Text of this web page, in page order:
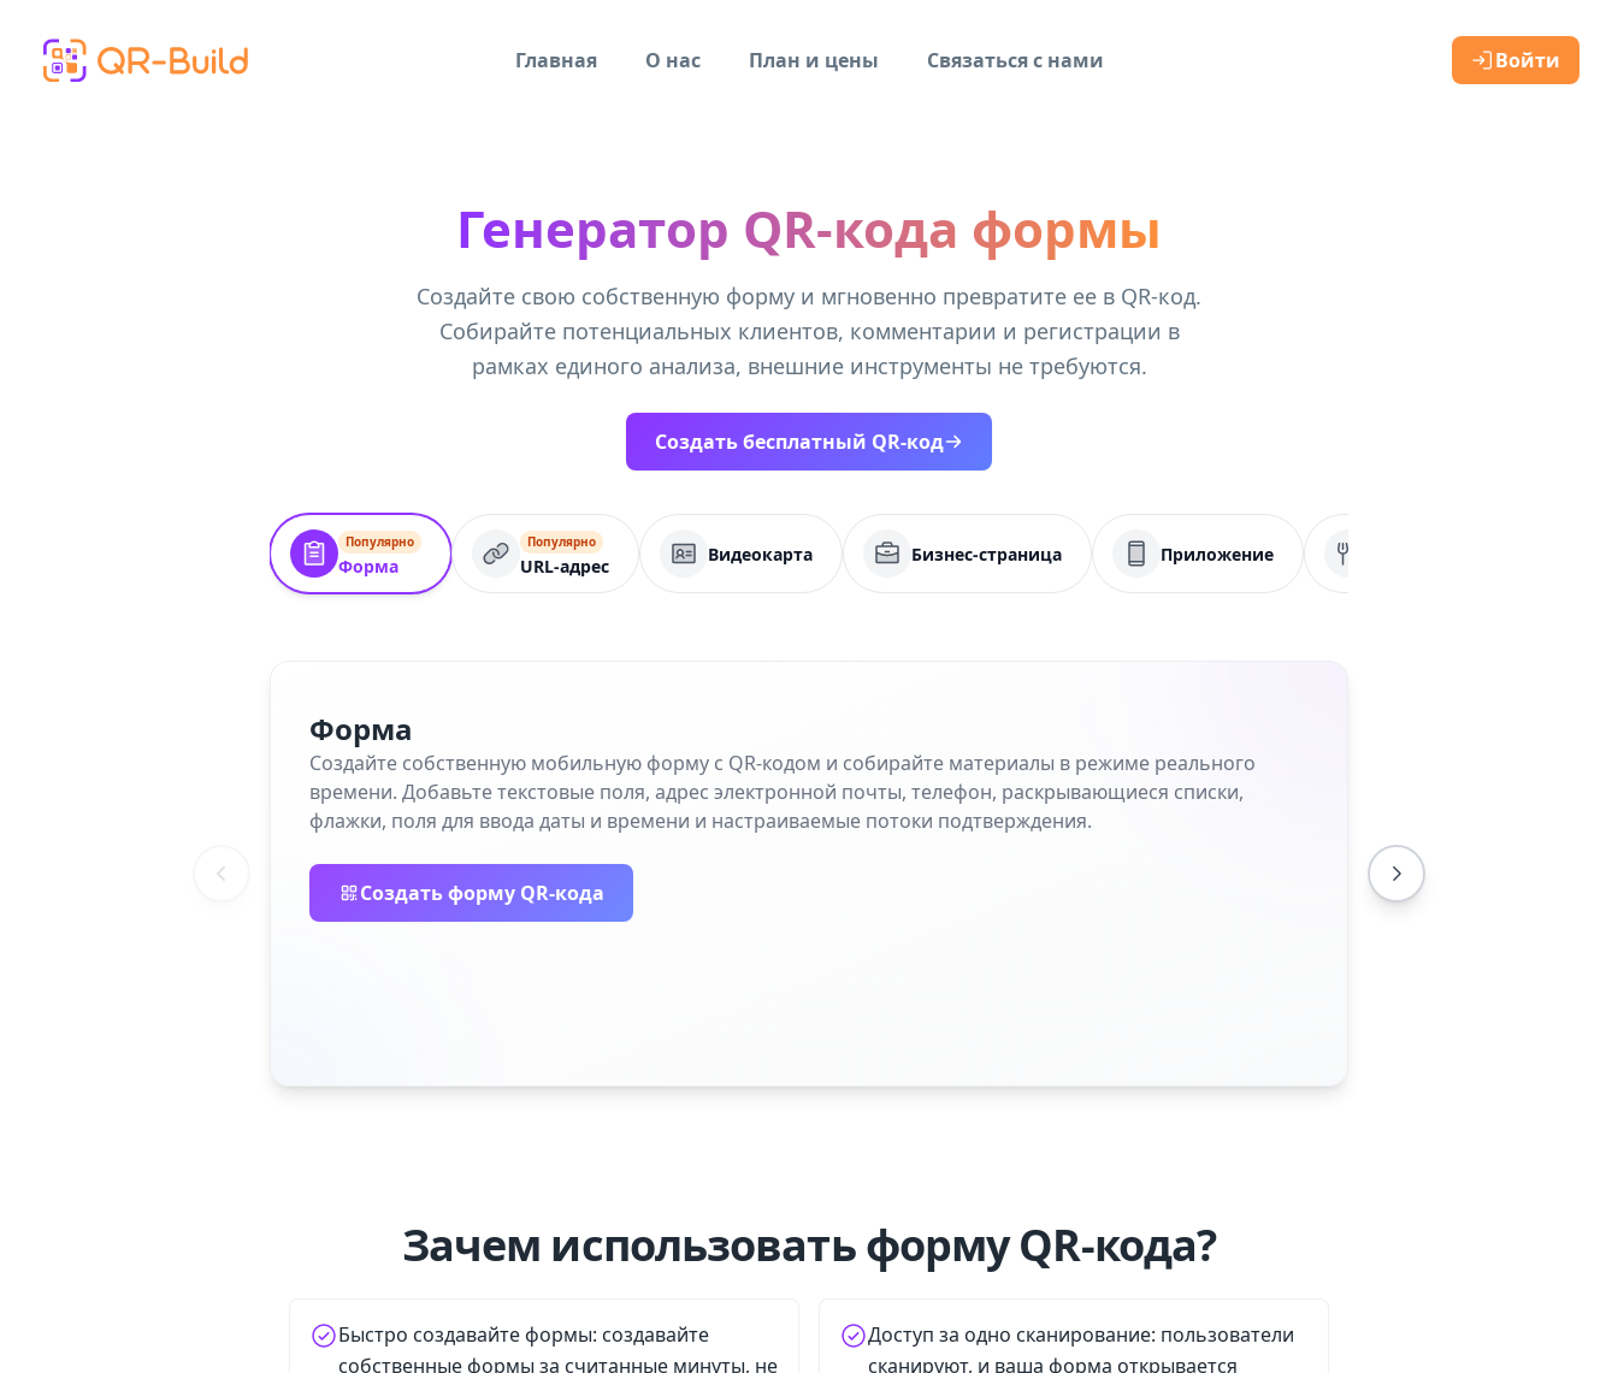
Главная
О нас План и цены Связаться с нами Войти
Генератор QR-кода формы
Создайте свою собственную форму и мгновенно превратите ее в QR-код.
Собирайте потенциальных клиентов, комментарии и регистрации в
рамках единого анализа, внешние инструменты не требуются.
Создать бесплатный QR-код
Популярно
Форма
Популярно
URL-адрес
Видеокарта Бизнес-страница Приложение
Форма
Создайте собственную мобильную форму с QR-кодом и собирайте материалы в режиме реального
времени. Добавьте текстовые поля, адрес электронной почты, телефон, раскрывающиеся списки,
флажки, поля для ввода даты и времени и настраиваемые потоки подтверждения.
Создать форму QR-кода
Зачем использовать форму QR-кода?
Быстро создавайте формы: создавайте
собственные формы за считанные минуты, не
Доступ за одно сканирование: пользователи
сканируют, и ваша форма открывается